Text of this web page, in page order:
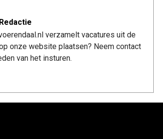
verzamelt vacatures uit de
onze website plaatsen? Neem contact
van het insturen.